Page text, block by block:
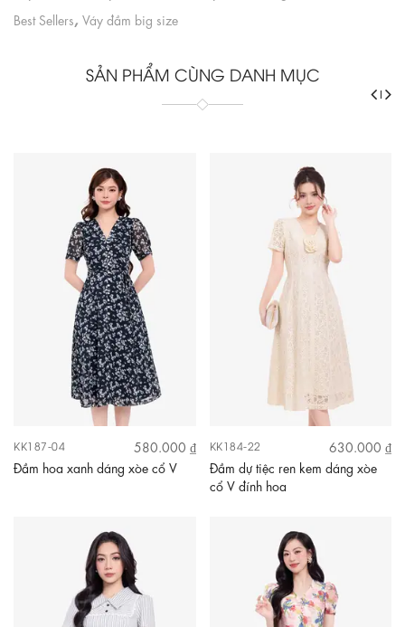
Best Sellers, Váy đầm big size
SẢN PHẨM CÙNG DANH MỤC
KK187-04
580.000 ₫
Đầm hoa xanh dáng xòe cổ V
KK184-22
630.000 ₫
Đầm dự tiệc ren kem dáng xòe
cổ V đính hoa